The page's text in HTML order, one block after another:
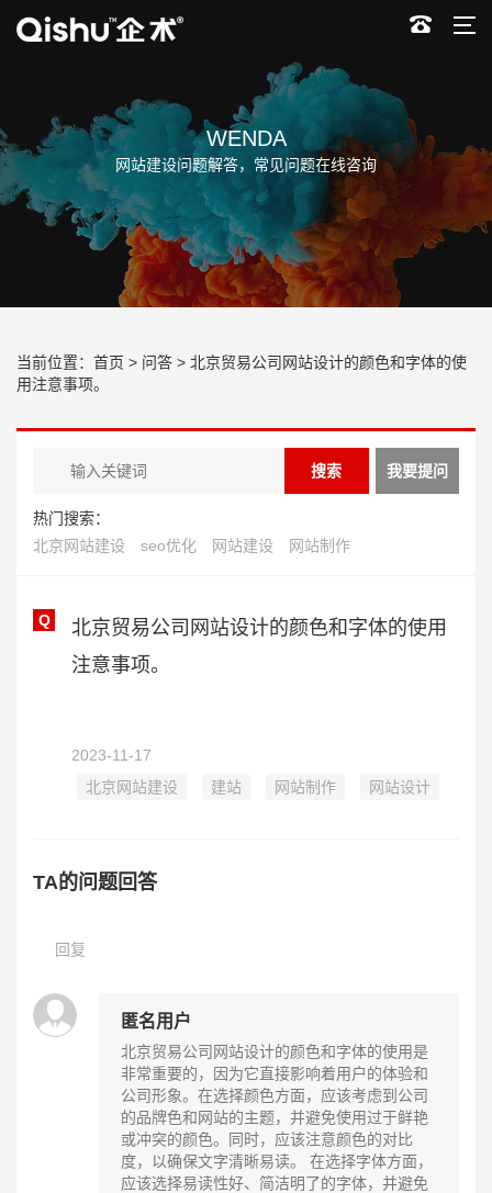
WENDA
网站建设问题解答，常见问题在线咨询
当前位置： 首页 > 问答 > 北京贸易公司网站设计的颜色和字体的使
用注意事项。
热门搜索：
北京网站建设
seo优化 网站建设 网站制作
Q
北京贸易公司网站设计的颜色和字体的使用
注意事项。
2023-11-17
北京网站建设
建站 网站制作 网站设计
TA的问题回答
回复
匿名用户
北京贸易公司网站设计的颜色和字体的使用是
非常重要的，因为它直接影响着用户的体验和
公司形象。在选择颜色方面，应该考虑到公司
的品牌色和网站的主题，并避免使用过于鲜艳
或冲突的颜色。同时，应该注意颜色的对比
度，以确保文字清晰易读。 在选择字体方面，
应该选择易读性好、简洁明了的字体，并避免